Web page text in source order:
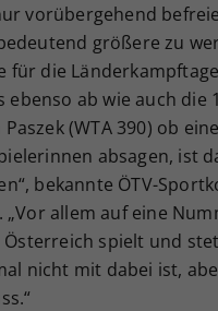
vorübergehend
größere zu
für die
ab wie auch die
(WTA 390) ob
absagen, ist
bekannte ÖTV-
allem auf eine
spielt und
nicht mit dabei ist,